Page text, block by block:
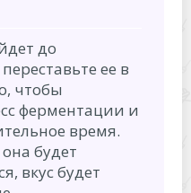
до
ее в
чтобы
ферментации и
время.
будет
вкус будет